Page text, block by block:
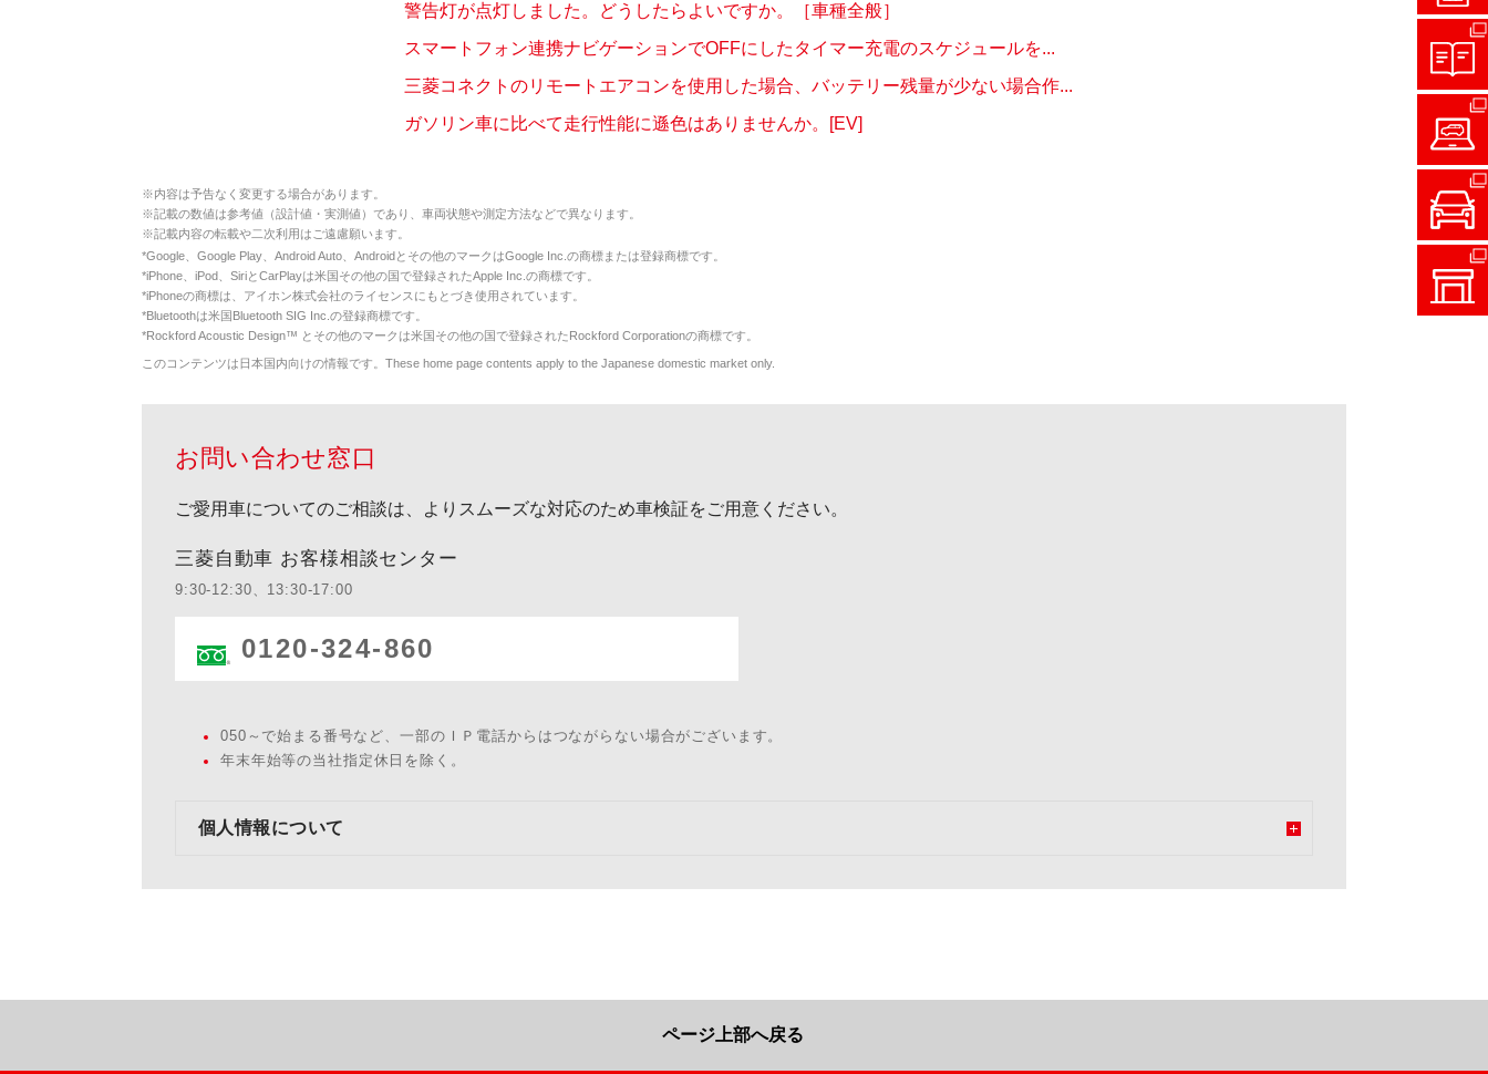
警告灯が点灯しました。どうしたらよいですか。［車種全般］
スマートフォン連携ナビゲーションでOFFにしたタイマー充電のスケジュールを...
三菱コネクトのリモートエアコンを使用した場合、バッテリー残量が少ない場合作...
ガソリン車に比べて走行性能に遜色はありませんか。[EV]
※内容は予告なく変更する場合があります。
※記載の数値は参考値（設計値・実測値）であり、車両状態や測定方法などで異なります。
※記載内容の転載や二次利用はご遠慮願います。
*Google、Google Play、Android Auto、Androidとその他のマークはGoogle Inc.の商標または登録商標です。
*iPhone、iPod、SiriとCarPlayは米国その他の国で登録されたApple Inc.の商標です。
*iPhoneの商標は、アイホン株式会社のライセンスにもとづき使用されています。
*Bluetoothは米国Bluetooth SIG Inc.の登録商標です。
*Rockford Acoustic Design™ とその他のマークは米国その他の国で登録されたRockford Corporationの商標です。
このコンテンツは日本国内向けの情報です。These home page contents apply to the Japanese domestic market only.
お問い合わせ窓口
ご愛用車についてのご相談は、よりスムーズな対応のため車検証をご用意ください。
三菱自動車 お客様相談センター
9:30-12:30、13:30-17:00
0120-324-860
050～で始まる番号など、一部のＩＰ電話からはつながらない場合がございます。
年末年始等の当社指定休日を除く。
個人情報について
ページ上部へ戻る